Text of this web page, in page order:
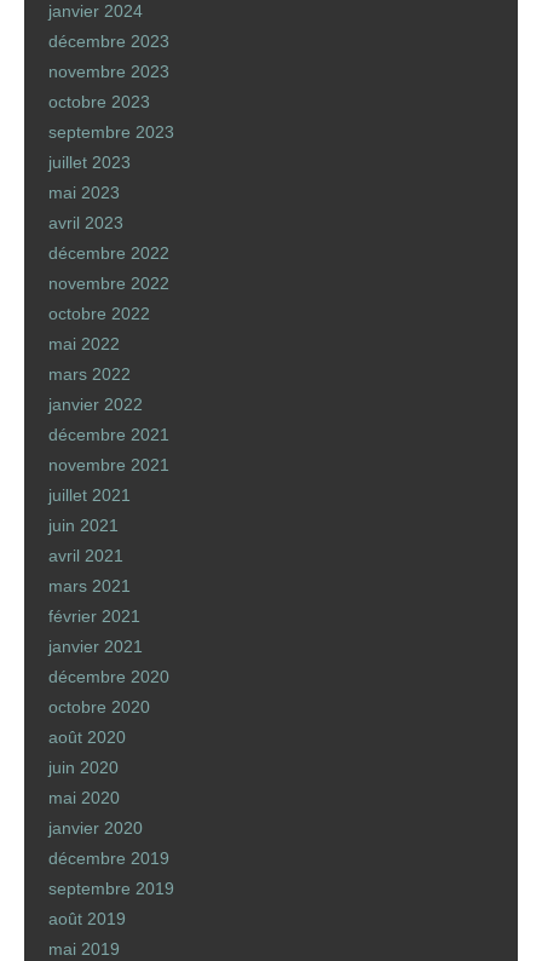
janvier 2024
décembre 2023
novembre 2023
octobre 2023
septembre 2023
juillet 2023
mai 2023
avril 2023
décembre 2022
novembre 2022
octobre 2022
mai 2022
mars 2022
janvier 2022
décembre 2021
novembre 2021
juillet 2021
juin 2021
avril 2021
mars 2021
février 2021
janvier 2021
décembre 2020
octobre 2020
août 2020
juin 2020
mai 2020
janvier 2020
décembre 2019
septembre 2019
août 2019
mai 2019